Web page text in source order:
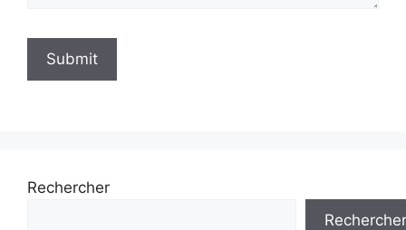
Rechercher
Rechercher